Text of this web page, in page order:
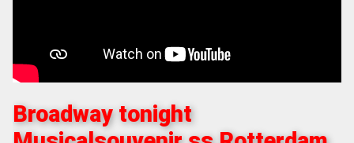
Broadway tonight